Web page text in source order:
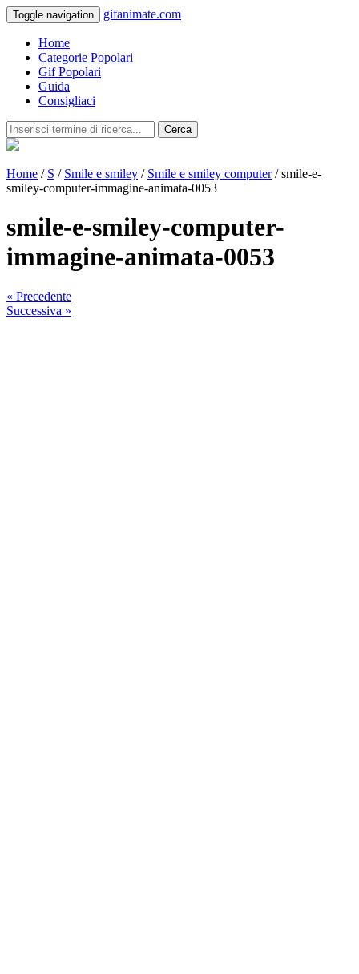
Toggle navigation gifanimate.com
Home
Categorie Popolari
Gif Popolari
Guida
Consigliaci
Cerca
Home / S / Smile e smiley / Smile e smiley computer/ smile-e-
smiley-computer-immagine-animata-0053
smile-e-smiley-computer-
immagine-animata-0053
« Precedente
Successiva »